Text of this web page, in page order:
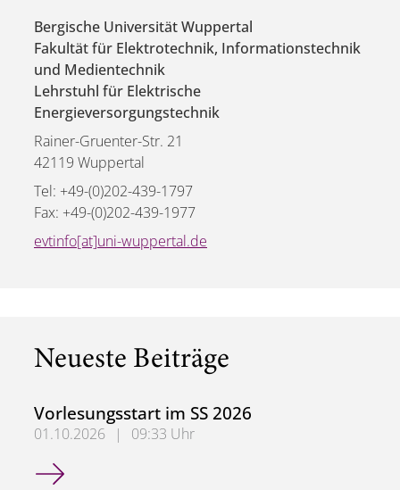
Bergische Universität Wuppertal
Fakultät für Elektrotechnik, Informationstechnik
und Medientechnik
Lehrstuhl für Elektrische
Energieversorgungstechnik
Rainer-Gruenter-Str. 21
42119 Wuppertal
Tel: +49-(0)202-439-1797
Fax: +49-(0)202-439-1977
evtinfo[at]uni-wuppertal.de
Neueste Beiträge
Vorlesungsstart im SS 2026
01.10.2026 |
09:33 Uhr
Vorlesungsstart im SS 2026